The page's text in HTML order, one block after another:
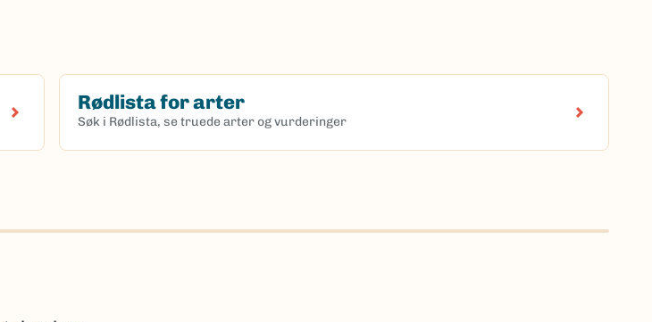
Rødlista for arter
Søk i Rødlista, se truede arter og vurderinger